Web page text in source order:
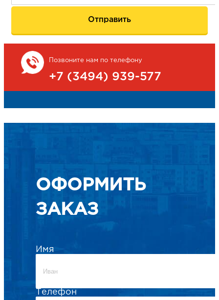
Позвоните нам по телефону
+7 (3494) 939-577
ОФОРМИТЬ
ЗАКАЗ
Имя
Телефон